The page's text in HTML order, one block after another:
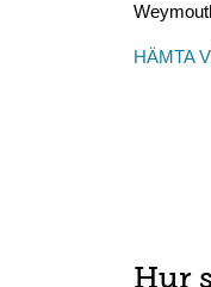
HÄMTA
Hur